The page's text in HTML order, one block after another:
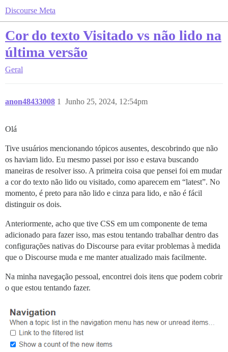
Discourse Meta
Cor do texto Visitado vs não lido na
última versão
Geral
anon48433008 Junho 25, 2024, 12:54pm
1
Olá
Tive usuários mencionando tópicos ausentes, descobrindo que não
os haviam lido. Eu mesmo passei por isso e estava buscando
maneiras de resolver isso. A primeira coisa que pensei foi em mudar
a cor do texto não lido ou visitado, como aparecem em “latest”. No
momento, é preto para não lido e cinza para lido, e não é fácil
distinguir os dois.
Anteriormente, acho que tive CSS em um componente de tema
adicionado para fazer isso, mas estou tentando trabalhar dentro das
configurações nativas do Discourse para evitar problemas à medida
que o Discourse muda e me manter atualizado mais facilmente.
Na minha navegação pessoal, encontrei dois itens que podem cobrir
o que estou tentando fazer.